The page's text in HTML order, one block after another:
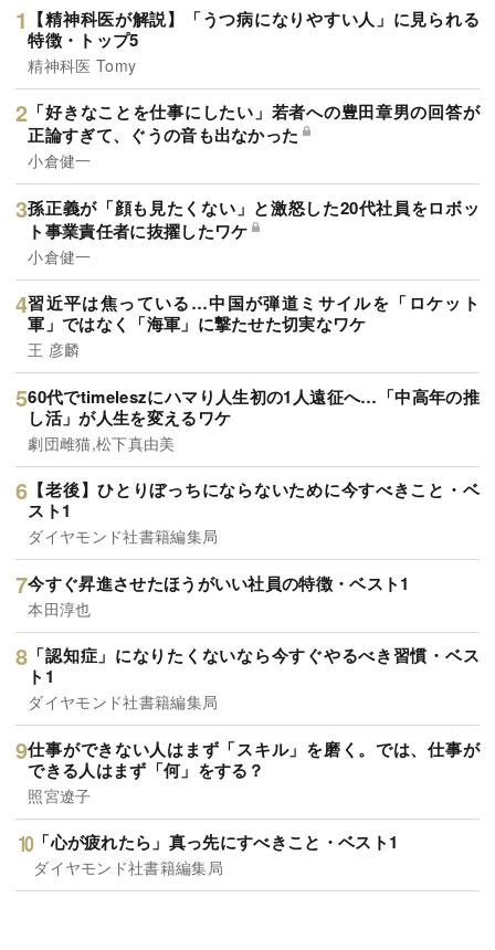
【精神科医が解説】「うつ病になりやすい人」に見られる
特徴・トップ5
精神科医 Tomy
「好きなことを仕事にしたい」若者への豊田章男の回答が
正論すぎて、ぐうの音も出なかった
小倉健一
孫正義が「顔も見たくない」と激怒した20代社員をロボッ
ト事業責任者に抜擢したワケ
小倉健一
習近平は焦っている…中国が弾道ミサイルを「ロケット
軍」ではなく「海軍」に撃たせた切実なワケ
王 彦麟
60代でtimeleszにハマり人生初の1人遠征へ…「中高年の推
し活」が人生を変えるワケ
劇団雌猫,松下真由美
【老後】ひとりぼっちにならないために今すべきこと・ベ
スト1
ダイヤモンド社書籍編集局
今すぐ昇進させたほうがいい社員の特徴・ベスト1
本田淳也
「認知症」になりたくないなら今すぐやるべき習慣・ベス
ト1
ダイヤモンド社書籍編集局
仕事ができない人はまず「スキル」を磨く。では、仕事が
できる人はまず「何」をする？
照宮遼子
「心が疲れたら」真っ先にすべきこと・ベスト1
ダイヤモンド社書籍編集局